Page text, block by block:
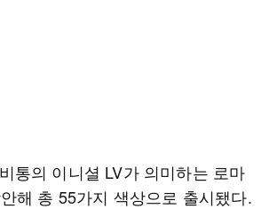
통의 이니셜 LV가 의미하는 로마
해 총 55가지 색상으로 출시됐다.